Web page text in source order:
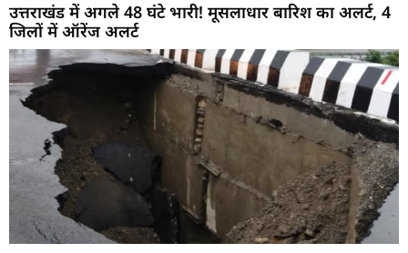
उत्तराखंड में अगले 48 घंटे भारी! मूसलाधार बारिश का अलर्ट, 4
जिलों में ऑरेंज अलर्ट